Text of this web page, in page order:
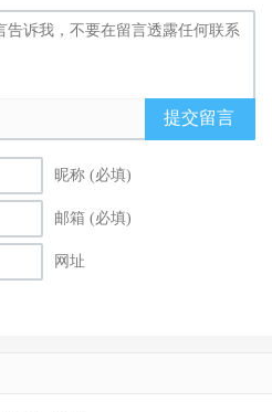
提交留言
昵称 (必填)
邮箱 (必填)
网址